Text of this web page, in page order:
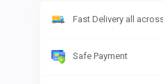
Fast Delivery all
Safe Payment